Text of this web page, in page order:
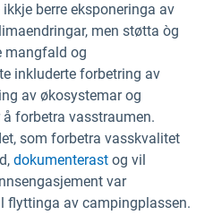
berre eksponeringa av
men støtta òg
mangfald og
inkluderte forbetring av
av økosystemar og
forbetra vasstraumen.
som forbetra vasskvalitet
dokumenterast og vil
var
flyttinga av campingplassen.